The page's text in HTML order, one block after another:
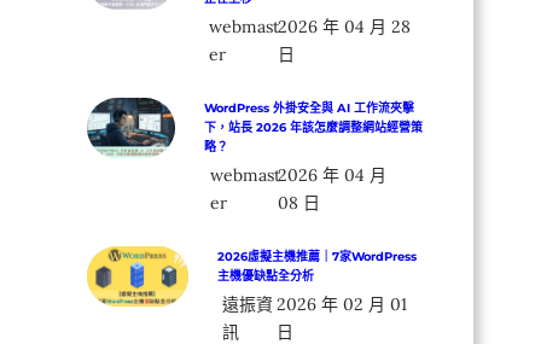
webmast
er
2026 年 04 月 28
日
WordPress 外掛安全與 AI 工作流夾擊
下，站長 2026 年該怎麼調整網站經營策
略？
webmast
er
2026 年 04 月
08 日
2026虛擬主機推薦｜7家WordPress
主機優缺點全分析
遠振資
訊
2026 年 02 月 01
日